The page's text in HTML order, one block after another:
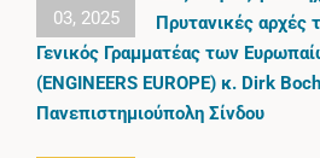
03, 2025
Πρυτανικές αρχές
Γενικός Γραμματέας των
(ENGINEERS EUROPE) κ. Dirk
Πανεπιστημιούπολη Σίνδου